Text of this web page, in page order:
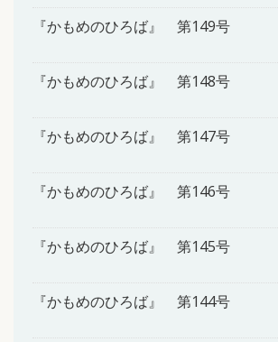
『かもめのひろば』 第149号
『かもめのひろば』 第148号
『かもめのひろば』 第147号
『かもめのひろば』 第146号
『かもめのひろば』 第145号
『かもめのひろば』 第144号